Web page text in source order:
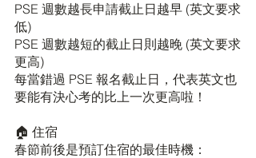
PSE 週數越長申請截止日越早 (英文要求
低)
PSE 週數越短的截止日則越晚 (英文要求
更高)
每當錯過 PSE 報名截止日，代表英文也
要能有決心考的比上一次更高啦！
🏠 住宿
春節前後是預訂住宿的最佳時機：